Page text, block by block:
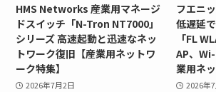
HMS Networks 産業用マネージ
ドスイッチ「N-Tron NT7000」
シリーズ 高速起動と迅速なネッ
トワーク復旧【産業用ネットワ
ーク特集】
2026年7月2日
フエニ
低遅延
「FL
AP、
業用ネ
2026年